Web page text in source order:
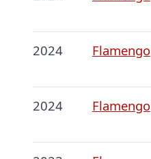
2024 Flamengo
2024 Flamengo